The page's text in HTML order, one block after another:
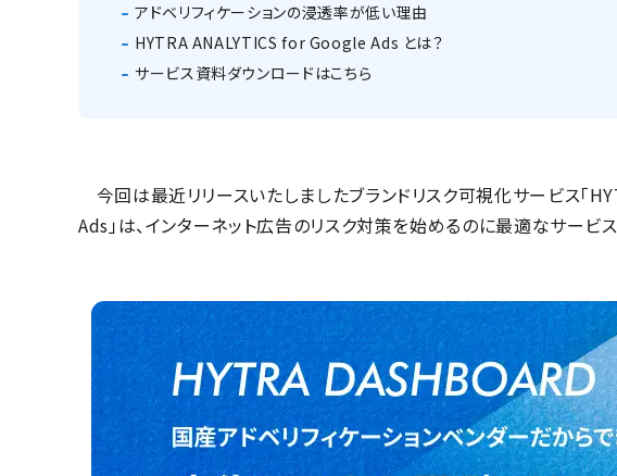
アドベリフィケーションの浸透率が低い理由
HYTRA ANALYTICS for Google Ads とは？
サービス資料ダウンロードはこちら
今回は最近リリースいたしましたブランドリスク可視化サービス
Ads」は、インターネット広告のリスク対策を始めるのに最適なサービ